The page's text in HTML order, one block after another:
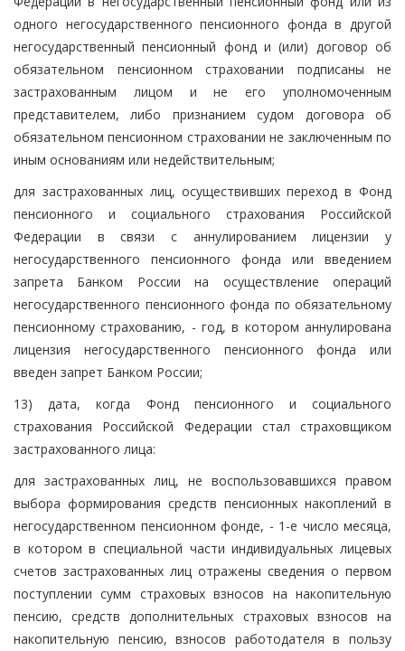
одного негосударственного пенсионного фонда в другой
негосударственный пенсионный фонд и (или) договор об
обязательном пенсионном страховании подписаны не
застрахованным лицом и не его уполномоченным
представителем, либо признанием судом договора об
обязательном пенсионном страховании не заключенным по
иным основаниям или недействительным;
для застрахованных лиц, осуществивших переход в Фонд
пенсионного и социального страхования Российской
Федерации в связи с аннулированием лицензии у
негосударственного пенсионного фонда или введением
запрета Банком России на осуществление операций
негосударственного пенсионного фонда по обязательному
пенсионному страхованию, - год, в котором аннулирована
лицензия негосударственного пенсионного фонда или
введен запрет Банком России;
13) дата, когда Фонд пенсионного и социального
страхования Российской Федерации стал страховщиком
застрахованного лица:
для застрахованных лиц, не воспользовавшихся правом
выбора формирования средств пенсионных накоплений в
негосударственном пенсионном фонде, - 1-е число месяца,
в котором в специальной части индивидуальных лицевых
счетов застрахованных лиц отражены сведения о первом
поступлении сумм страховых взносов на накопительную
пенсию, средств дополнительных страховых взносов на
накопительную пенсию, взносов работодателя в пользу